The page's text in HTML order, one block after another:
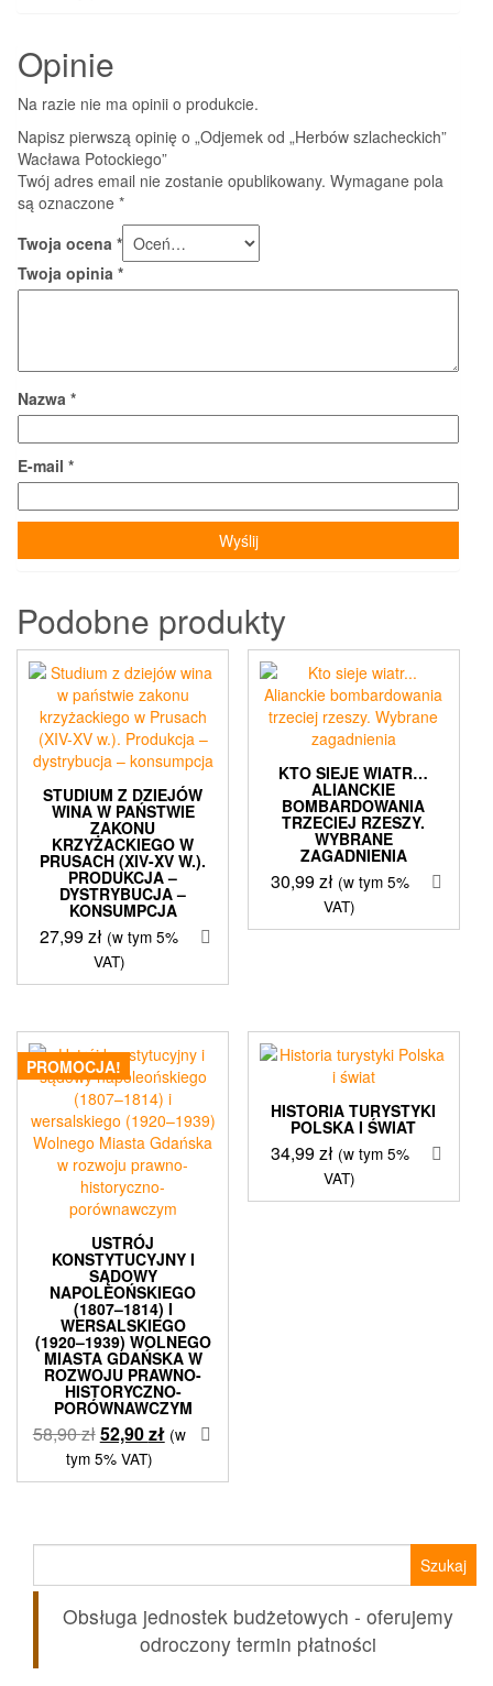
Opinie
Na razie nie ma opinii o produkcie.
Napisz pierwszą opinię o „Odjemek od „Herbów szlacheckich”
Wacława Potockiego”
Twój adres email nie zostanie opublikowany. Wymagane pola
są oznaczone *
Twoja ocena *
Twoja opinia *
Nazwa *
E-mail *
Podobne produkty
STUDIUM Z DZIEJÓW
WINA W PAŃSTWIE
ZAKONU
KRZYŻACKIEGO W
PRUSACH (XIV-XV W.).
PRODUKCJA –
DYSTRYBUCJA –
KONSUMPCJA
27,99zł (w tym 5%
VAT)
KTO SIEJE WIATR…
ALIANCKIE
BOMBARDOWANIA
TRZECIEJ RZESZY.
WYBRANE
ZAGADNIENIA
30,99zł (w tym 5%
VAT)
PROMOCJA!
USTRÓJ
KONSTYTUCYJNY I
SĄDOWY
NAPOLEOŃSKIEGO
(1807–1814) I
WERSALSKIEGO
(1920–1939) WOLNEGO
MIASTA GDAŃSKA W
ROZWOJU PRAWNO-
HISTORYCZNO-
PORÓWNAWCZYM
58,90złPierwotna
cena
wynosiła:
52,90złAktualna
wynosi:
(w
tym 5% VAT)
HISTORIA TURYSTYKI
POLSKA I ŚWIAT
34,99zł (w tym 5%
VAT)
Obsługa jednostek budżetowych - oferujemy
odroczony termin płatności